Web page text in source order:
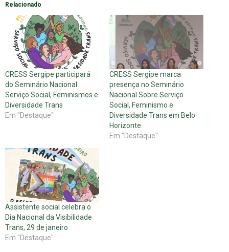
Relacionado
CRESS Sergipe participará
do Seminário Nacional
Serviço Social, Feminismos e
Diversidade Trans
Em "Destaque"
CRESS Sergipe marca
presença no Seminário
Nacional Sobre Serviço
Social, Feminismo e
Diversidade Trans em Belo
Horizonte
Em "Destaque"
Assistente social celebra o
Dia Nacional da Visibilidade
Trans, 29 de janeiro
Em "Destaque"